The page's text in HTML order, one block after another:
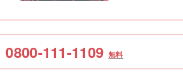
0800-111-1109 無料